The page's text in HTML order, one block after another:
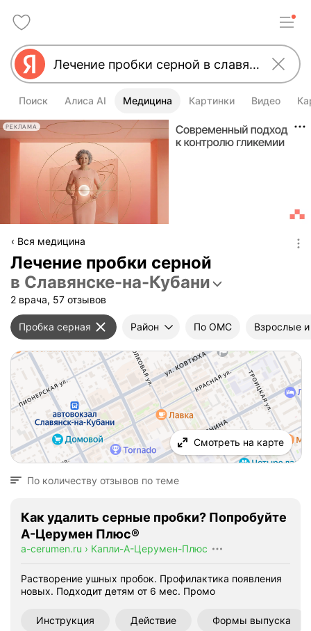
Поиск Алиса AI Медицина Картинки Видео
РЕКЛАМА
Вся медицина
Лечение пробки серной
в Славянске-на-Кубани
2 врача, 57 отзывов
Пробка серная Район По ОМС Взрослые
Смотреть на карте
По количеству отзывов по теме
Как удалить серные пробки? Попробуйте
А-Церумен Плюс®
a-cerumen.ru › Капли-А-Церумен-Плюс
Растворение ушных пробок. Профилактика появления
новых. Подходит детям от 6 мес. Промо
Инструкция Действие Формы выпуска